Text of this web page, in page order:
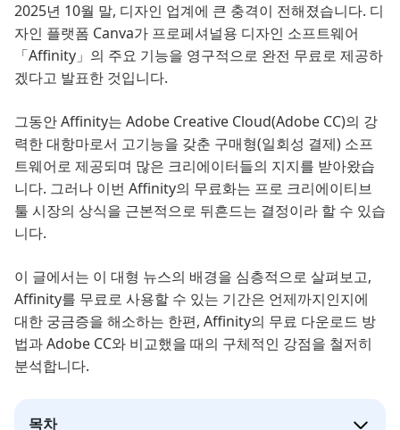
2025년 10월 말, 디자인 업계에 큰 충격이 전해졌습니다. 디
자인 플랫폼 Canva가 프로페셔널용 디자인 소프트웨어
「Affinity」의 주요 기능을 영구적으로 완전 무료로 제공하
겠다고 발표한 것입니다.
그동안 Affinity는 Adobe Creative Cloud(Adobe CC)의 강
력한 대항마로서 고기능을 갖춘 구매형(일회성 결제) 소프
트웨어로 제공되며 많은 크리에이터들의 지지를 받아왔습
니다. 그러나 이번 Affinity의 무료화는 프로 크리에이티브
툴 시장의 상식을 근본적으로 뒤흔드는 결정이라 할 수 있습
니다.
이 글에서는 이 대형 뉴스의 배경을 심층적으로 살펴보고,
Affinity를 무료로 사용할 수 있는 기간은 언제까지인지에
대한 궁금증을 해소하는 한편, Affinity의 무료 다운로드 방
법과 Adobe CC와 비교했을 때의 구체적인 강점을 철저히
분석합니다.
목차